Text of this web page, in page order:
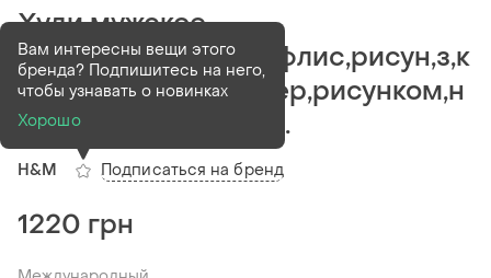
Худи мужское
h&amp;m,xl,черное,флис,рисун,з,к
апишоном,полиэстер,рисунком,н
апысом,свободное...
H&M
Вам интересны вещи этого
бренда? Подпишитесь на него,
чтобы узнавать о новинках
Хорошо
Подписаться на бренд
1220 грн